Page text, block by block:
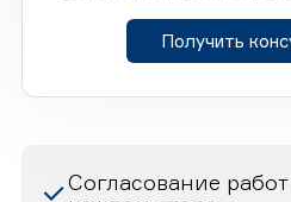
Получить
Согласование